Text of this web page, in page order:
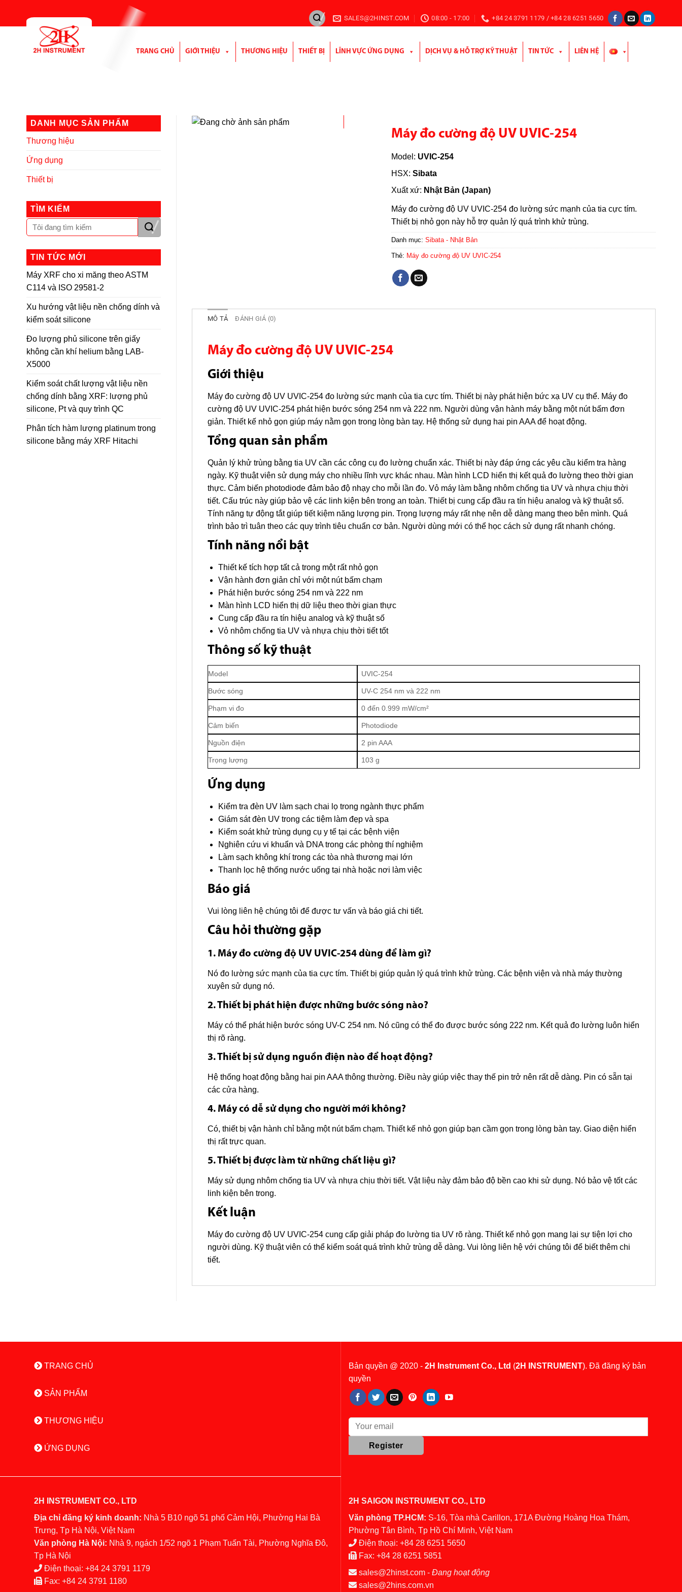
SALES@2HINST.COM 08:00 - 17:00 +84 24 3791 1179 / +84 28 6251 5650
TRANG CHỦ GIỚI THIỆU THƯƠNG HIỆU THIẾT BỊ LĨNH VỰC ỨNG DỤNG DỊCH VỤ & HỖ TRỢ KỸ THUẬT TIN TỨC LIÊN HỆ
DANH MỤC SẢN PHẨM
Thương hiệu
Ứng dụng
Thiết bị
TÌM KIẾM
TIN TỨC MỚI
Máy XRF cho xi măng theo ASTM
C114 và ISO 29581-2
Xu hướng vật liệu nền chống dính và
kiểm soát silicone
Đo lượng phủ silicone trên giấy
không cần khí helium bằng LAB-
X5000
Kiểm soát chất lượng vật liệu nền
chống dính bằng XRF: lượng phủ
silicone, Pt và quy trình QC
Phân tích hàm lượng platinum trong
silicone bằng máy XRF Hitachi
Máy đo cường độ UV UVIC-254
Model: UVIC-254
HSX:Sibata
Xuất xứ: Nhật Bản (Japan)
Máy đo cường độ UV UVIC-254 đo lường sức mạnh của tia cực tím.
Thiết bị nhỏ gọn này hỗ trợ quản lý quá trình khử trùng.
Danh mục:Sibata - Nhật Bản
Thẻ: Máy đo cường độ UV UVIC-254
MÔ TẢ ĐÁNH GIÁ (0)
Máy đo cường độ UV UVIC-254
Giới thiệu
Máy đo cường độ UV UVIC-254 đo lường sức mạnh của tia cực tím. Thiết bị này phát hiện bức xạ UV cụ thể. Máy đo
cường độ UV UVIC-254 phát hiện bước sóng 254 nm và 222 nm. Người dùng vận hành máy bằng một nút bấm đơn
giản. Thiết kế nhỏ gọn giúp máy nằm gọn trong lòng bàn tay. Hệ thống sử dụng hai pin AAA để hoạt động.
Tổng quan sản phẩm
Quản lý khử trùng bằng tia UV cần các công cụ đo lường chuẩn xác. Thiết bị này đáp ứng các yêu cầu kiểm tra hàng
ngày. Kỹ thuật viên sử dụng máy cho nhiều lĩnh vực khác nhau. Màn hình LCD hiển thị kết quả đo lường theo thời gian
thực. Cảm biến photodiode đảm bảo độ nhạy cho mỗi lần đo. Vỏ máy làm bằng nhôm chống tia UV và nhựa chịu thời
tiết. Cấu trúc này giúp bảo vệ các linh kiện bên trong an toàn. Thiết bị cung cấp đầu ra tín hiệu analog và kỹ thuật số.
Tính năng tự động tắt giúp tiết kiệm năng lượng pin. Trọng lượng máy rất nhẹ nên dễ dàng mang theo bên mình. Quá
trình bảo trì tuân theo các quy trình tiêu chuẩn cơ bản. Người dùng mới có thể học cách sử dụng rất nhanh chóng.
Tính năng nổi bật
Thiết kế tích hợp tất cả trong một rất nhỏ gọn
Vận hành đơn giản chỉ với một nút bấm chạm
Phát hiện bước sóng 254 nm và 222 nm
Màn hình LCD hiển thị dữ liệu theo thời gian thực
Cung cấp đầu ra tín hiệu analog và kỹ thuật số
Vỏ nhôm chống tia UV và nhựa chịu thời tiết tốt
Thông số kỹ thuật
Model UVIC-254
Bước sóng UV-C 254 nm và 222 nm
Phạm vi đo 0 đến 0.999 mW/cm²
Cảm biến Photodiode
Nguồn điện 2 pin AAA
Trọng lượng 103 g
Ứng dụng
Kiểm tra đèn UV làm sạch chai lọ trong ngành thực phẩm
Giám sát đèn UV trong các tiệm làm đẹp và spa
Kiểm soát khử trùng dụng cụ y tế tại các bệnh viện
Nghiên cứu vi khuẩn và DNA trong các phòng thí nghiệm
Làm sạch không khí trong các tòa nhà thương mại lớn
Thanh lọc hệ thống nước uống tại nhà hoặc nơi làm việc
Báo giá
Vui lòng liên hệ chúng tôi để được tư vấn và báo giá chi tiết.
Câu hỏi thường gặp
1. Máy đo cường độ UV UVIC-254 dùng để làm gì?
Nó đo lường sức mạnh của tia cực tím. Thiết bị giúp quản lý quá trình khử trùng. Các bệnh viện và nhà máy thường
xuyên sử dụng nó.
2. Thiết bị phát hiện được những bước sóng nào?
Máy có thể phát hiện bước sóng UV-C 254 nm. Nó cũng có thể đo được bước sóng 222 nm. Kết quả đo lường luôn hiển
thị rõ ràng.
3. Thiết bị sử dụng nguồn điện nào để hoạt động?
Hệ thống hoạt động bằng hai pin AAA thông thường. Điều này giúp việc thay thế pin trở nên rất dễ dàng. Pin có sẵn tại
các cửa hàng.
4. Máy có dễ sử dụng cho người mới không?
Có, thiết bị vận hành chỉ bằng một nút bấm chạm. Thiết kế nhỏ gọn giúp bạn cầm gọn trong lòng bàn tay. Giao diện hiển
thị rất trực quan.
5. Thiết bị được làm từ những chất liệu gì?
Máy sử dụng nhôm chống tia UV và nhựa chịu thời tiết. Vật liệu này đảm bảo độ bền cao khi sử dụng. Nó bảo vệ tốt các
linh kiện bên trong.
Kết luận
Máy đo cường độ UV UVIC-254 cung cấp giải pháp đo lường tia UV rõ ràng. Thiết kế nhỏ gọn mang lại sự tiện lợi cho
người dùng. Kỹ thuật viên có thể kiểm soát quá trình khử trùng dễ dàng. Vui lòng liên hệ với chúng tôi để biết thêm chi
tiết.
TRANG CHỦ
SẢN PHẨM
THƯƠNG HIỆU
ỨNG DỤNG
Bản quyền @ 2020 - 2H Instrument Co., Ltd (2H INSTRUMENT). Đã đăng ký bản
quyền
2H INSTRUMENT CO., LTD
Địa chỉ đăng ký kinh doanh: Nhà 5 B10 ngõ 51 phố Cảm Hội, Phường Hai Bà
Trưng, Tp Hà Nội, Việt Nam
Văn phòng Hà Nội: Nhà 9, ngách 1/52 ngõ 1 Phạm Tuấn Tài, Phường Nghĩa Đô,
Tp Hà Nội
Điện thoại: +84 24 3791 1179
Fax: +84 24 3791 1180
2H SAIGON INSTRUMENT CO., LTD
Văn phòng TP.HCM: S-16, Tòa nhà Carillon, 171A Đường Hoàng Hoa Thám,
Phường Tân Bình, Tp Hồ Chí Minh, Việt Nam
Điện thoại: +84 28 6251 5650
Fax: +84 28 6251 5851
sales@2hinst.com - Đang hoạt động
sales@2hins.com.vn